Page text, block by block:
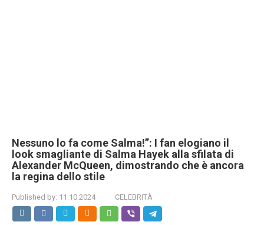
Nessuno lo fa come Salma!”: I fan elogiano il
look smagliante di Salma Hayek alla sfilata di
Alexander McQueen, dimostrando che è ancora
la regina dello stile
Published by: 11.10.2024 CELEBRITÀ